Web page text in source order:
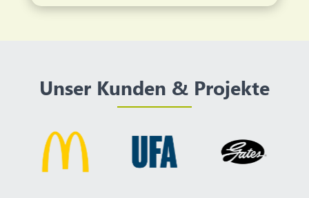
Unser Kunden & Projekte